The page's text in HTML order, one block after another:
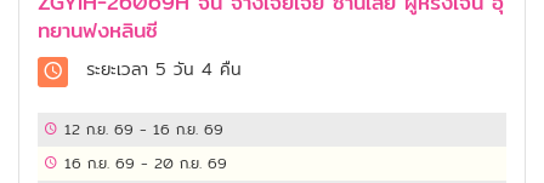
ทยานฟงหลินซี
ระยะเวลา 5 วัน 4 คืน
12 ก.ย. 69 - 16 ก.ย. 69
16 ก.ย. 69 - 20 ก.ย. 69